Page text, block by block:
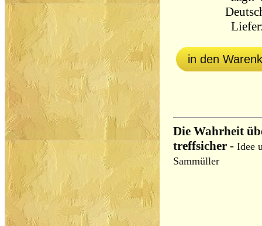
in den
Die Wahrheit
treffsicher - Idee
Sammüller